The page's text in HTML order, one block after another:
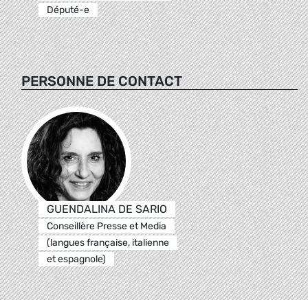
Député-e
PERSONNE DE CONTACT
GUENDALINA DE SARIO
Conseillère Presse et Media
(langues française, italienne
et espagnole)